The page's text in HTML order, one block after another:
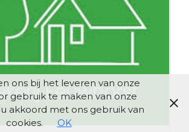
ons bij het leveren van onze
gebruik te maken van onze
akkoord met ons gebruik van
cookies.
OK